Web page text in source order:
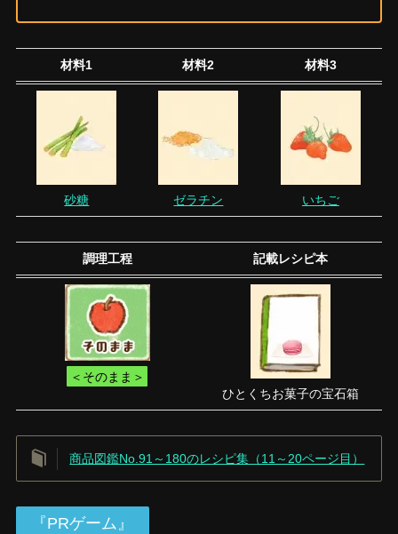
材料1 材料2 材料3
砂糖 ゼラチン いちご
調理工程 記載レシピ本
＜そのまま＞
ひとくちお菓子の宝石箱
商品図鑑No.91～180のレシピ集（11～20ページ目）
『PRゲーム』